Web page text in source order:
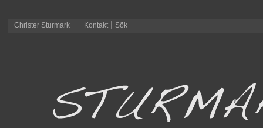
Christer Sturmark Kontakt| Sök